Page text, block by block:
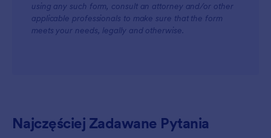
using any such form, consult an attorney and/or other
applicable professionals to make sure that the form
meets your needs, legally and otherwise.
Najczęściej Zadawane Pytania